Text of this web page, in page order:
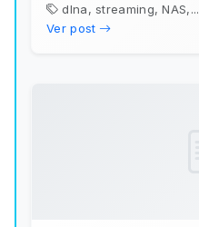
dlna, streaming, NAS,...
Ver post